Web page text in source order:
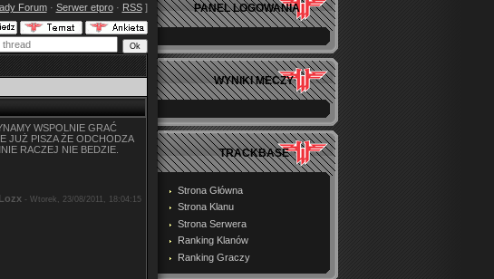
Forum· Serwer etpro· RSS]
WSPOLNIE GRAĆ
JUŻ PISZA ŻE ODCHODZA
RACZEJ NIE BEDZIE.
Lozx- Wtorek, 23/08/2011, 18:04:15
PANEL LOGOWANIA
WYNIKI MECZY
TRACKBASE
Strona Główna
Strona Klanu
Strona Serwera
Ranking Klanów
Ranking Graczy